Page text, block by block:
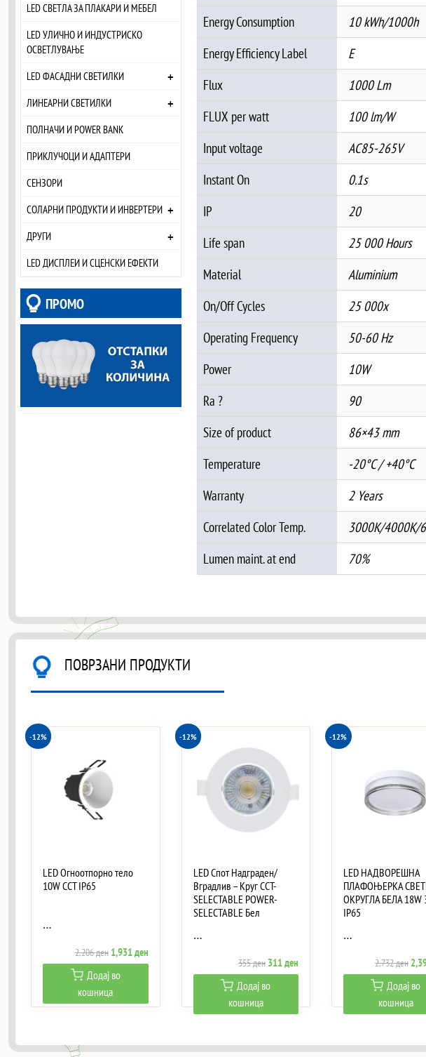
LED СВЕТЛА ЗА ПЛАКАРИ И МЕБЕЛ
LED УЛИЧНО И ИНДУСТРИСКО
ОСВЕТЛУВАЊЕ
LED ФАСАДНИ СВЕТИЛКИ
+
ЛИНЕАРНИ СВЕТИЛКИ +
ПОЛНАЧИ И POWER BANK
ПРИКЛУЧОЦИ И АДАПТЕРИ
СЕНЗОРИ
СОЛАРНИ ПРОДУКТИ И ИНВЕРТЕРИ +
ДРУГИ +
LED ДИСПЛЕИ И СЦЕНСКИ ЕФЕКТИ
ПРОМО
Energy Consumption
10 kWh/1000h
Energy Efficiency Label
E
Flux
1000 Lm
FLUX per watt
100 lm/W
Input voltage
AC85-265V
Instant On
0.1s
IP
20
Life span
25 000 Hours
Material
Aluminium
On/Off Cycles
25 000x
Operating Frequency
50-60 Hz
Power
10W
Ra ?
90
Size of product
86×43 mm
Temperature
-20°C / +40°C
Warranty
2 Years
Correlated Color Temp.
3000K/4000K/
Lumen maint. at end
70%
ПОВРЗАНИ ПРОДУКТИ
-12%
LED Огноотпорно тело
10W CCT IP65
…
2,206ден Original
price
was:
2,206 ден.
1,931денCurrent
price
Додај во
кошница
-12%
LED Спот Надграден/
Вградлив – Круг CCT-
SELECTABLE POWER-
SELECTABLE Бел
…
355ден Original
price
was:
355 ден.
311денCurrent
price
311 ден.
Додај во
кошница
-12%
LED НАДВОРЕШНА
ПЛАФОЊЕРКА
ОКРУГЛА БЕЛА 18W
IP65
…
2,732ден
was:
Додај во
кошница